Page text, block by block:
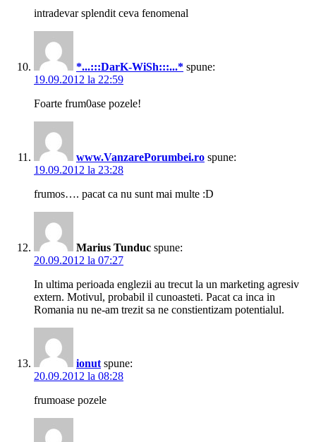
intradevar splendit ceva fenomenal
*...:::DarK-WiSh:::...* spune:
19.09.2012 la 22:59
Foarte frum0ase pozele!
www.VanzarePorumbei.ro spune:
19.09.2012 la 23:28
frumos…. pacat ca nu sunt mai multe :D
Marius Tunduc spune:
20.09.2012 la 07:27
In ultima perioada englezii au trecut la un marketing agresiv
extern. Motivul, probabil il cunoasteti. Pacat ca inca in
Romania nu ne-am trezit sa ne constientizam potentialul.
ionut spune:
20.09.2012 la 08:28
frumoase pozele